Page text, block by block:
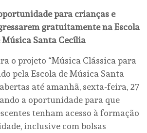
para crianças e
gratuitamente na Escola
Música Santa Cecília
o projeto “Música Clássica para
pela Escola de Música Santa
até amanhã, sexta-feira, 27
a oportunidade para que
tenham acesso à formação
inclusive com bolsas